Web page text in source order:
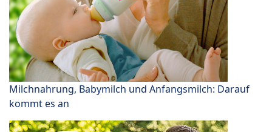
Milchnahrung, Babymilch und Anfangsmilch: Darauf
kommt es an